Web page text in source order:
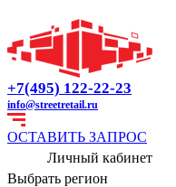
+7(495) 122-22-23
info@streetretail.ru
ОСТАВИТЬ ЗАПРОС
Личный кабинет
Выбрать регион